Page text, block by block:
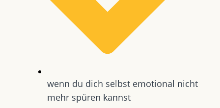
wenn du dich selbst emotional nicht
mehr spüren kannst